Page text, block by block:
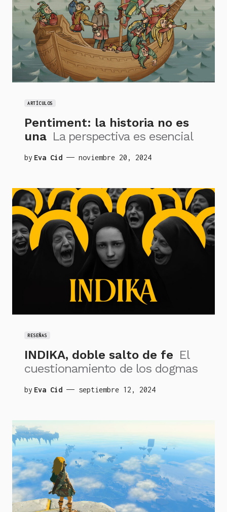
ARTÍCULOS
Pentiment: la historia no es
una La perspectiva es esencial
by Eva Cid noviembre 20, 2024
RESEÑAS
INDIKA, doble salto de fe El
cuestionamiento de los dogmas
by Eva Cid septiembre 12, 2024